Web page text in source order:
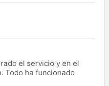
el servicio y en el
Todo ha funcionado